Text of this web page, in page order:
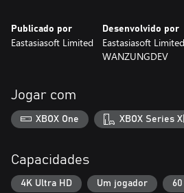
Publicado por
Eastasiasoft Limited
Desenvolvido por
Eastasiasoft
WANZUNGDEV
Jogar com
XBOX One XBOX Series
Capacidades
4K Ultra HD Um jogador